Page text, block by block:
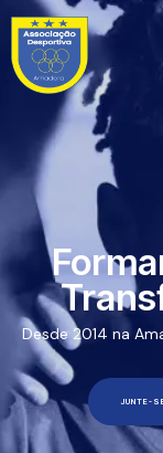
JUNTE-
Desde 2014 na